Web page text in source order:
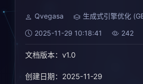
Qvegasa 生成式引擎优化
2025-11-29 10:18:41 242
文档版本：v1.0
创建日期：2025-11-29